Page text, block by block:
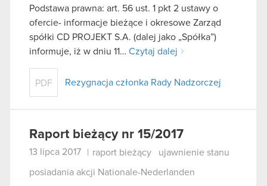
Podstawa prawna: art. 56 ust. 1 pkt 2 ustawy o
ofercie- informacje bieżące i okresowe Zarząd
spółki CD PROJEKT S.A. (dalej jako „Spółka”)
informuje, iż w dniu 11… Czytaj dalej
PDF Rezygnacja członka Rady Nadzorczej
Raport bieżący nr 15/2017
13 lipca 2017 raport bieżący ujawnienie stanu
posiadania akcji Nationale-Nederlanden